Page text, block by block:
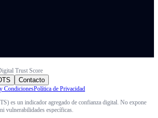
Trust Score
Contacto
CondicionesPolítica de Privacidad
es un indicador agregado de confianza digital. No expone
vulnerabilidades específicas.